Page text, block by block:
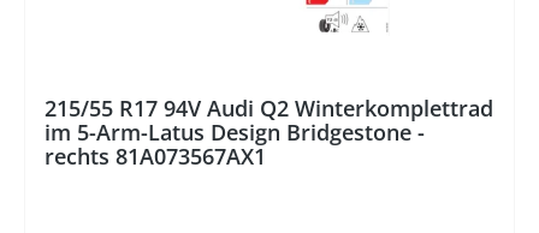
215/55 R17 94V Audi Q2 Winterkomplettrad
im 5-Arm-Latus Design Bridgestone -
rechts 81A073567AX1